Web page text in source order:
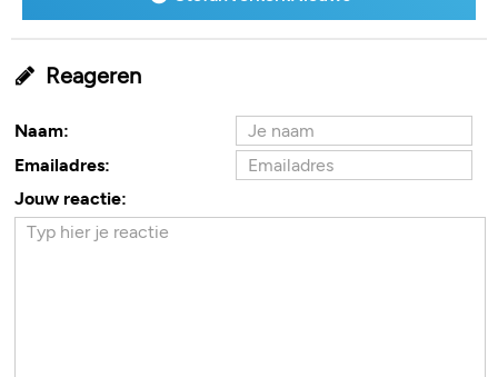
Reageren
Naam:
Emailadres:
Jouw reactie: